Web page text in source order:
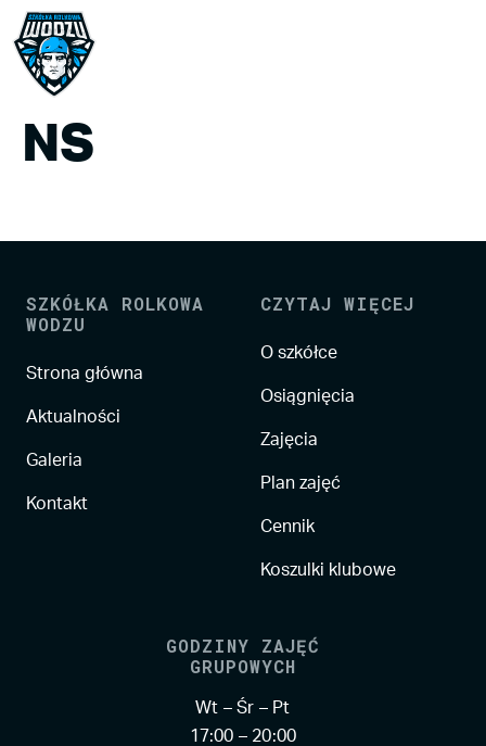
NS
SZKÓŁKA ROLKOWA
WODZU
Strona główna
Aktualności
Galeria
Kontakt
CZYTAJ WIĘCEJ
O szkółce
Osiągnięcia
Zajęcia
Plan zajęć
Cennik
Koszulki klubowe
GODZINY ZAJĘĆ
GRUPOWYCH
Wt – Śr – Pt
17:00 – 20:00